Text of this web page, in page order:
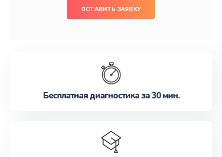
ОСТАВИТЬ ЗАЯВКУ
Бесплатная диагностика за 30 мин.